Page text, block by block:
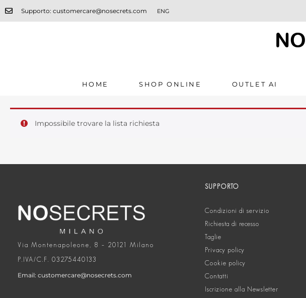
Supporto: customercare@nosecrets.com ENG
NO
HOME SHOP ONLINE OUTLET AI
Impossibile trovare la lista richiesta
Via Montenapoleone, 8 – 20121 Milano
P.IVA/C.F. 03275440133
Email: customercare@nosecrets.com
SUPPORTO
Condizioni di servizio
Richiesta di recesso
Taglie
Privacy policy
Cookie policy
Contatti
Iscrizione alla Newsletter